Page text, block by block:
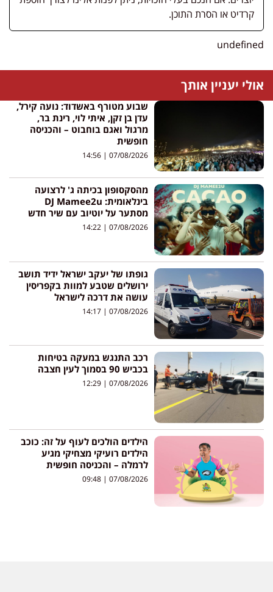
קרדיט או הסרת התוכן.
יעניין אותך
שבוע מטורף באשדוד: נועה קירל,
עדן בן זקן, איתי לוי, רינת בר,
מרגול ואגם בוחבוט – והכניסה
חופשית
07/08/2026
14:56
מהסקסופון בכיתה ג' לרצועה
בינלאומית: DJ Mamee2u
מסתער על יוטיוב עם שיר חדש
07/08/2026
14:22
גופתו של יעקב ישראל ידיד תושב
ירושלים שטבע למוות בקפריסין
עושה את דרכה לישראל
07/08/2026
14:17
רכב התנגש במעקה בטיחות
בכביש 90 בסמוך לעין חצבה
07/08/2026
12:29
הילדים הולכים לעוף על זה: כוכב
הילדים רועיקי מצחיקי מגיע
לרמלה – והכניסה חופשית
07/08/2026
09:48